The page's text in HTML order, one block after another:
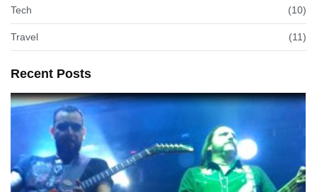
Tech (10)
Travel (11)
Recent Posts